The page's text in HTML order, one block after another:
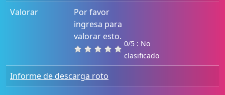
Valorar
Por favor
ingresa para
valorar esto.
0/5 : No
clasificado
Informe de descarga roto